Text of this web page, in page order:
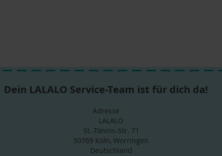
Dein LALALO Service-Team ist für dich da!
Adresse
LALALO
St.-Tönnis-Str. 71
50769 Köln, Worringen
Deutschland